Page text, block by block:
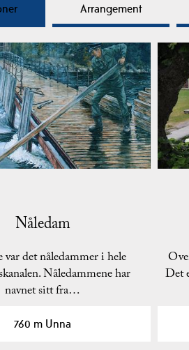
Arrangement
Nåledam
det nåledammer i hele
Nåledammene har
navnet sitt fra…
760 m Unna
Det